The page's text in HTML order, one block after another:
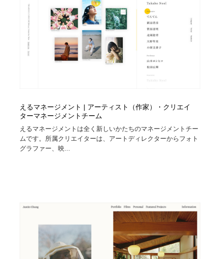
えるマネージメント | アーティスト（作家）・クリエイ
ターマネージメントチーム
えるマネージメントは全く新しいかたちのマネージメントチー
ムです。所属クリエイターは、アートディレクターからフォト
グラファー、映...